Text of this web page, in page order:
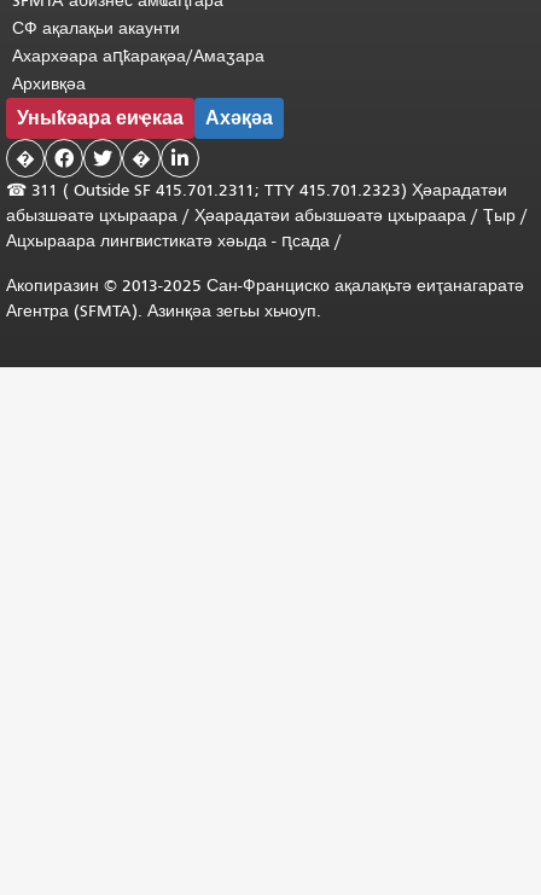
СФ ақалақьи акаунти
Ахархәара аԥҟарақәа/Амаӡара
Архивқәа
Уныҟәара еиҿкаа Ахәқәа
�   � 
☎ 311 ( Outside SF 415.701.2311; TTY 415.701.2323) Ҳәарадатәи
абызшәатә цхыраара / Ҳәарадатәи абызшәатә цхыраара / Ҭыр /
Ацхыраара лингвистикатә хәыда - ԥсада /
Акопиразин © 2013-2025 Сан-Франциско ақалақьтә еиҭанагаратә
Агентра (SFMTA). Азинқәа зегьы хьчоуп.